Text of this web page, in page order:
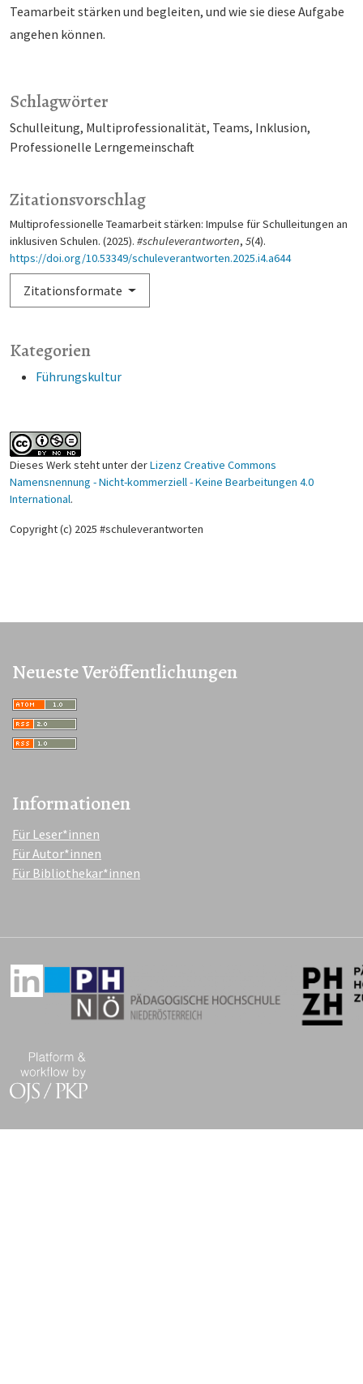
Schlagwörter
Schulleitung Multiprofessionalität Teams Inklusion
Professionelle Lerngemeinschaft
Kategorien
Führungskultur
Zitationsvorschlag
Multiprofessionelle Teamarbeit stärken: Impulse für Schulleitungen an
inklusiven Schulen. (2025). #schuleverantworten, 5(4).
https://doi.org/10.53349/schuleverantworten.2025.i4.a644
Zitationsformate
Teamarbeit stärken und begleiten, und wie sie diese Aufgabe
angehen können.
Dieses Werk steht unter derLizenz Creative Commons
Namensnennung - Nicht-kommerziell - Keine Bearbeitungen 4.0
International.
Copyright (c) 2025 #schuleverantworten
Neueste Veröffentlichungen
Informationen
Für Leser*innen
Für Autor*innen
Für Bibliothekar*innen